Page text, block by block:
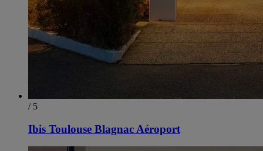
/ 5
Ibis Toulouse Blagnac Aéroport